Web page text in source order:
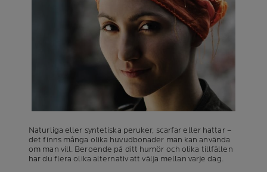
Naturliga eller syntetiska peruker, scarfar eller hattar –
det finns många olika huvudbonader man kan använda
om man vill. Beroende på ditt humör och olika tillfällen
har du flera olika alternativ att välja mellan varje dag.